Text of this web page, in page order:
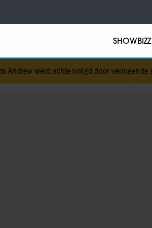
SHOWBIZZ
achtervolgd door vermeende stalker met